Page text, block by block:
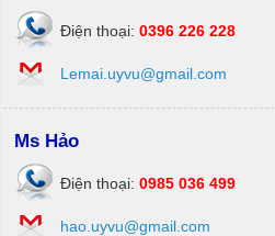
Điện thoại: 0396 226 228
Lemai.uyvu@gmail.com
Ms Hảo
Điện thoại: 0985 036 499
hao.uyvu@gmail.com